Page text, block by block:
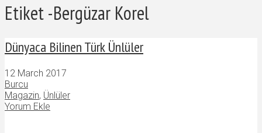
Etiket -Bergüzar Korel
Dünyaca Bilinen Türk Ünlüler
12 March 2017
Burcu
Magazin, Ünlüler
Yorum Ekle